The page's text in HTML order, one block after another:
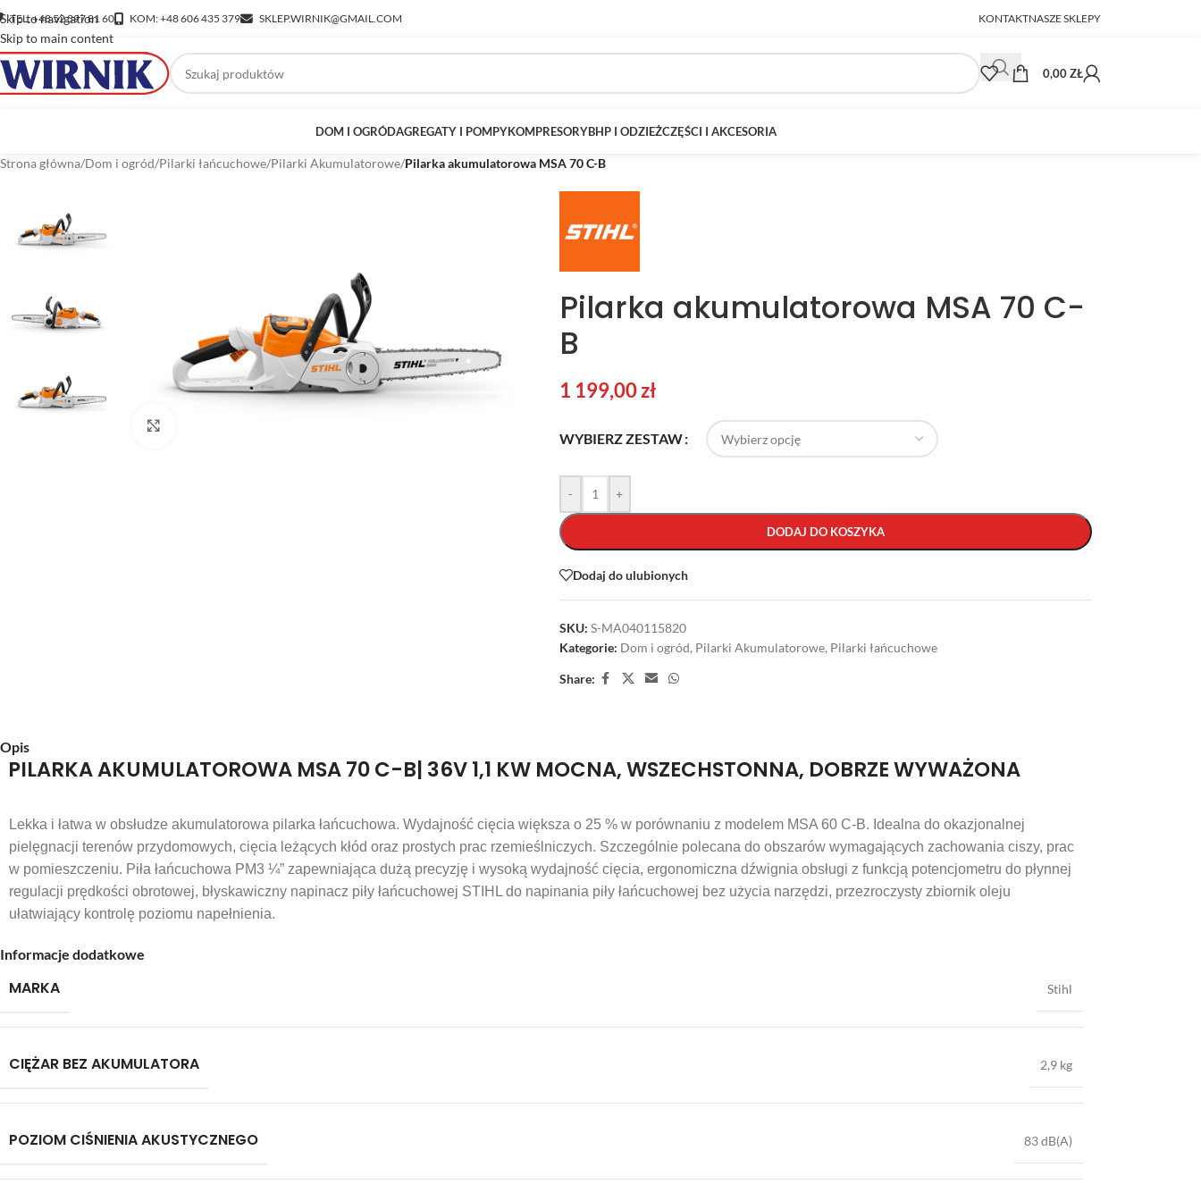
Skip to navigation
Skip to main content
TEL: +48 52 397 81 60 KOM: +48 606 435 379 SKLEP.WIRNIK@GMAIL.COM KONTAKTNASZE SKLEPY
0,00ZŁ
DOM I OGRÓDAGREGATY I POMPYKOMPRESORYBHP I ODZIEŻCZĘŚCI I AKCESORIA
Strona główna/Dom i ogród/Pilarki łańcuchowe/Pilarki Akumulatorowe/Pilarka akumulatorowa MSA 70 C-B
Pilarka akumulatorowa MSA 70 C-
B
1 199,00zł
WYBIERZ ZESTAW
- +
DODAJ DO KOSZYKA
Dodaj do ulubionych
SKU: S-MA040115820
Kategorie: Dom i ogród, Pilarki Akumulatorowe, Pilarki łańcuchowe
Share:
Opis
PILARKA AKUMULATOROWA MSA 70 C-B| 36V 1,1 KW MOCNA, WSZECHSTONNA, DOBRZE WYWAŻONA
Lekka i łatwa w obsłudze akumulatorowa pilarka łańcuchowa. Wydajność cięcia większa o 25 % w porównaniu z modelem MSA 60 C-B. Idealna do okazjonalnej
pielęgnacji terenów przydomowych, cięcia leżących kłód oraz prostych prac rzemieślniczych. Szczególnie polecana do obszarów wymagających zachowania ciszy, prac
w pomieszczeniu. Piła łańcuchowa PM3 ¼” zapewniająca dużą precyzję i wysoką wydajność cięcia, ergonomiczna dźwignia obsługi z funkcją potencjometru do płynnej
regulacji prędkości obrotowej, błyskawiczny napinacz piły łańcuchowej STIHL do napinania piły łańcuchowej bez użycia narzędzi, przezroczysty zbiornik oleju
ułatwiający kontrolę poziomu napełnienia.
Informacje dodatkowe
MARKA Stihl
CIĘŻAR BEZ AKUMULATORA 2,9 kg
POZIOM CIŚNIENIA AKUSTYCZNEGO 83 dB(A)